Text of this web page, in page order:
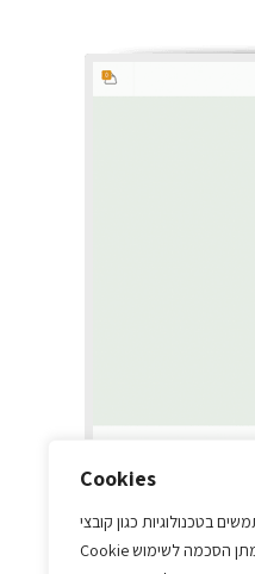
Cookies
בטכנולוגיות כגון קובצי
Cookie לאחסון ו/או גישה למידע ממכשירך. מתן הסכמה לשימוש